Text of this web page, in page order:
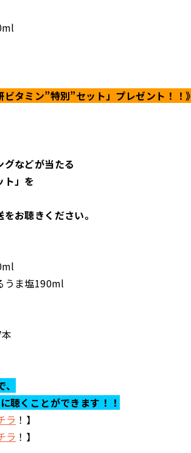
タミン”特別”セット」プレゼント！！》
グなどが当たる
ト」を
お聴きください。
うま塩190ml
聴くことができます！！
ラ ！】
ラ ！】